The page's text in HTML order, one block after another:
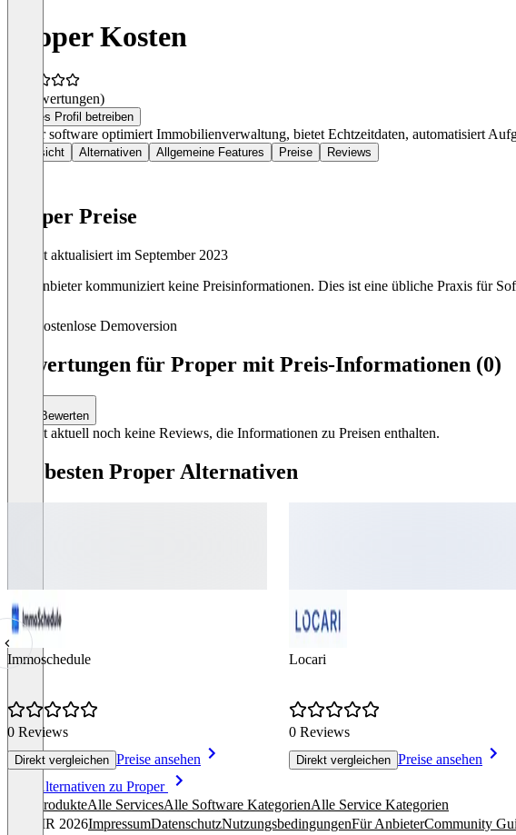
Proper Kosten
(0 Bewertungen)
Dieses Profil betreiben
Proper software optimiert Immobilienverwaltung, bietet Echtzeitdaten, automatisiert
Übersicht Alternativen Allgemeine Features Preise Reviews
Proper Preise
Zuletzt aktualisiert im September 2023
Der Anbieter kommuniziert keine Preisinformationen. Dies ist eine übliche Praxis für
Kostenlose Demoversion
Bewertungen für Proper mit Preis-Informationen (0)
Bewerten
Es gibt aktuell noch keine Reviews, die Informationen zu Preisen enthalten.
Die besten Proper Alternativen
Immoschedule
0 Reviews
Direkt vergleichen Preise ansehen
Locari
0 Reviews
Direkt vergleichen Preise ansehen
Alle Alternativen zu Proper
Alle ProdukteAlle ServicesAlle Software KategorienAlle Service Kategorien
© OMR 2026ImpressumDatenschutzNutzungsbedingungenFür AnbieterCommunity